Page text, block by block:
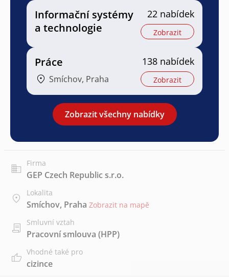
Informační systémy
a technologie
22 nabídek
Zobrazit
Práce
Smíchov, Praha
138 nabídek
Zobrazit
Zobrazit všechny nabídky
Firma
GEP Czech Republic s.r.o.
Lokalita
Smíchov, Praha Zobrazit na mapě
Smluvní vztah
Pracovní smlouva (HPP)
Vhodné také pro
cizince